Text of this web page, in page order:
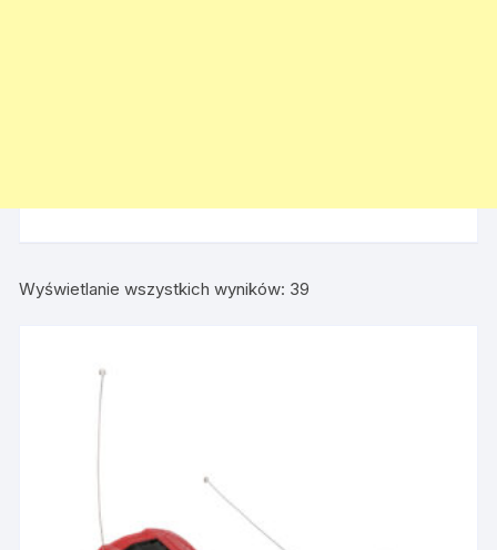
Wyświetlanie wszystkich wyników: 39